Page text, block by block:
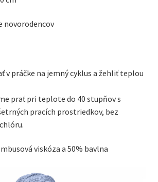
novorodencov
v práčke na jemný cyklus a žehliť teplou
prať pri teplote do 40 stupňov s
pracích prostriedkov, bez
viskóza a 50% bavlna